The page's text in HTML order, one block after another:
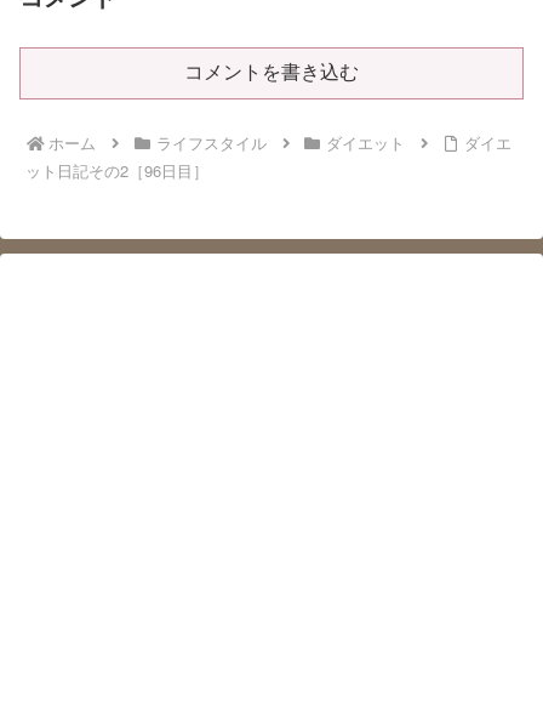
コメントを書き込む
ホーム ライフスタイル ダイエット
ダイエ
ット日記その2［96日目］